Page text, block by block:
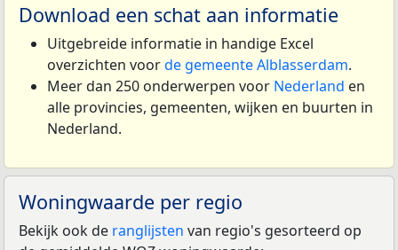
Download een schat aan informatie
Uitgebreide informatie in handige Excel
overzichten voorde gemeente Alblasserdam.
Meer dan 250 onderwerpen voor Nederland en
alle provincies, gemeenten, wijken en buurten in
Nederland.
Woningwaarde per regio
Bekijk ook de ranglijsten van regio's gesorteerd op